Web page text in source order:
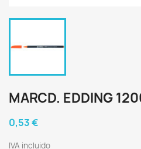
MARCD. EDDING
0,53 €
IVA incluido